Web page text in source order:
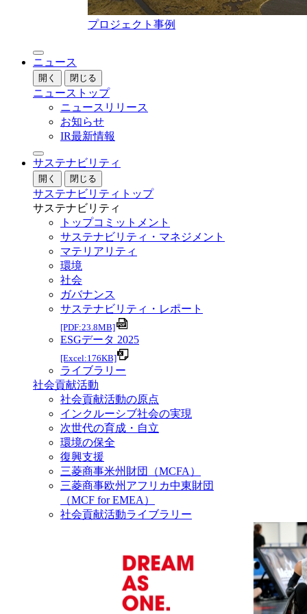
プロジェクト事例
ニュース
開く 閉じる
ニューストップ
ニュースリリース
お知らせ
IR最新情報
サステナビリティ
開く 閉じる
サステナビリティトップ
サステナビリティ
トップコミットメント
サステナビリティ・マネジメント
マテリアリティ
環境
社会
ガバナンス
サステナビリティ・レポート
[PDF:23.8MB]
ESGデータ 2025
[Excel:176KB]
ライブラリー
社会貢献活動
社会貢献活動の原点
インクルーシブ社会の実現
次世代の育成・自立
環境の保全
復興支援
三菱商事米州財団（MCFA）
三菱商事欧州アフリカ中東財団
（MCF for EMEA）
社会貢献活動ライブラリー